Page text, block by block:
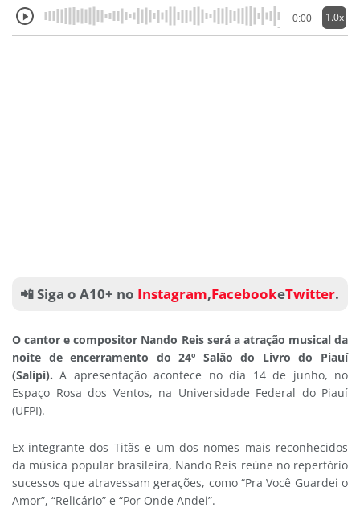
0:00 1.0x
📲 Siga o A10+ no Instagram,FacebookeTwitter.
O cantor e compositor Nando Reis será a atração musical da
noite de encerramento do 24º Salão do Livro do Piauí
(Salipi).A apresentação acontece no dia 14 de junho, no
Espaço Rosa dos Ventos, na Universidade Federal do Piauí
(UFPI).
Ex-integrante dos Titãs e um dos nomes mais reconhecidos
da música popular brasileira, Nando Reis reúne no repertório
sucessos que atravessam gerações, como “Pra Você Guardei o
Amor”, “Relicário” e “Por Onde Andei”.